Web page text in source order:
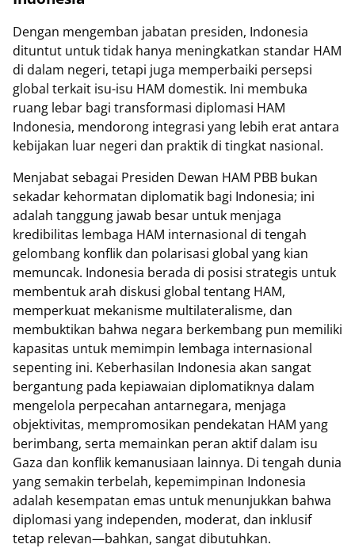
Dengan mengemban jabatan presiden, Indonesia
dituntut untuk tidak hanya meningkatkan standar HAM
di dalam negeri, tetapi juga memperbaiki persepsi
global terkait isu-isu HAM domestik. Ini membuka
ruang lebar bagi transformasi diplomasi HAM
Indonesia, mendorong integrasi yang lebih erat antara
kebijakan luar negeri dan praktik di tingkat nasional.
Menjabat sebagai Presiden Dewan HAM PBB bukan
sekadar kehormatan diplomatik bagi Indonesia; ini
adalah tanggung jawab besar untuk menjaga
kredibilitas lembaga HAM internasional di tengah
gelombang konflik dan polarisasi global yang kian
memuncak. Indonesia berada di posisi strategis untuk
membentuk arah diskusi global tentang HAM,
memperkuat mekanisme multilateralisme, dan
membuktikan bahwa negara berkembang pun memiliki
kapasitas untuk memimpin lembaga internasional
sepenting ini. Keberhasilan Indonesia akan sangat
bergantung pada kepiawaian diplomatiknya dalam
mengelola perpecahan antarnegara, menjaga
objektivitas, mempromosikan pendekatan HAM yang
berimbang, serta memainkan peran aktif dalam isu
Gaza dan konflik kemanusiaan lainnya. Di tengah dunia
yang semakin terbelah, kepemimpinan Indonesia
adalah kesempatan emas untuk menunjukkan bahwa
diplomasi yang independen, moderat, dan inklusif
tetap relevan—bahkan, sangat dibutuhkan.